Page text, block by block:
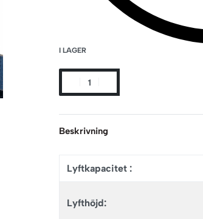
I LAGER
Beskrivning
Lyftkapacitet :
Lyfthöjd: